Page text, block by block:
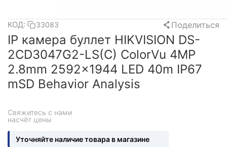
КОД: 33083 Поделиться
IP камера буллет HIKVISION DS-
2CD3047G2-LS(C) ColorVu 4MP
2.8mm 2592×1944 LED 40m IP67
mSD Behavior Analysis
Свяжитесь с нами
насчёт цены
Уточняйте наличие товара в магазине